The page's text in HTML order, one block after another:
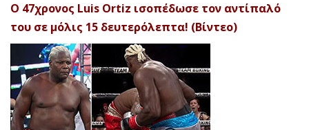
Ο 47χρονος Luis Ortiz ισοπέδωσε τον αντίπαλό
του σε μόλις 15 δευτερόλεπτα! (Βίντεο)